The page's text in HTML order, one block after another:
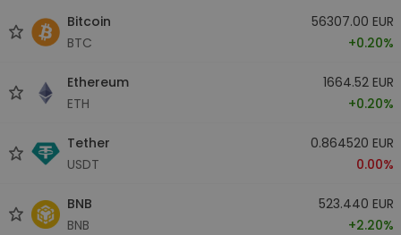
Bitcoin
BTC
56307.00 EUR
+0.20%
Ethereum
ETH
1664.52 EUR
+0.20%
Tether
USDT
0.864520 EUR
0.00%
BNB
BNB
523.440 EUR
+2.20%